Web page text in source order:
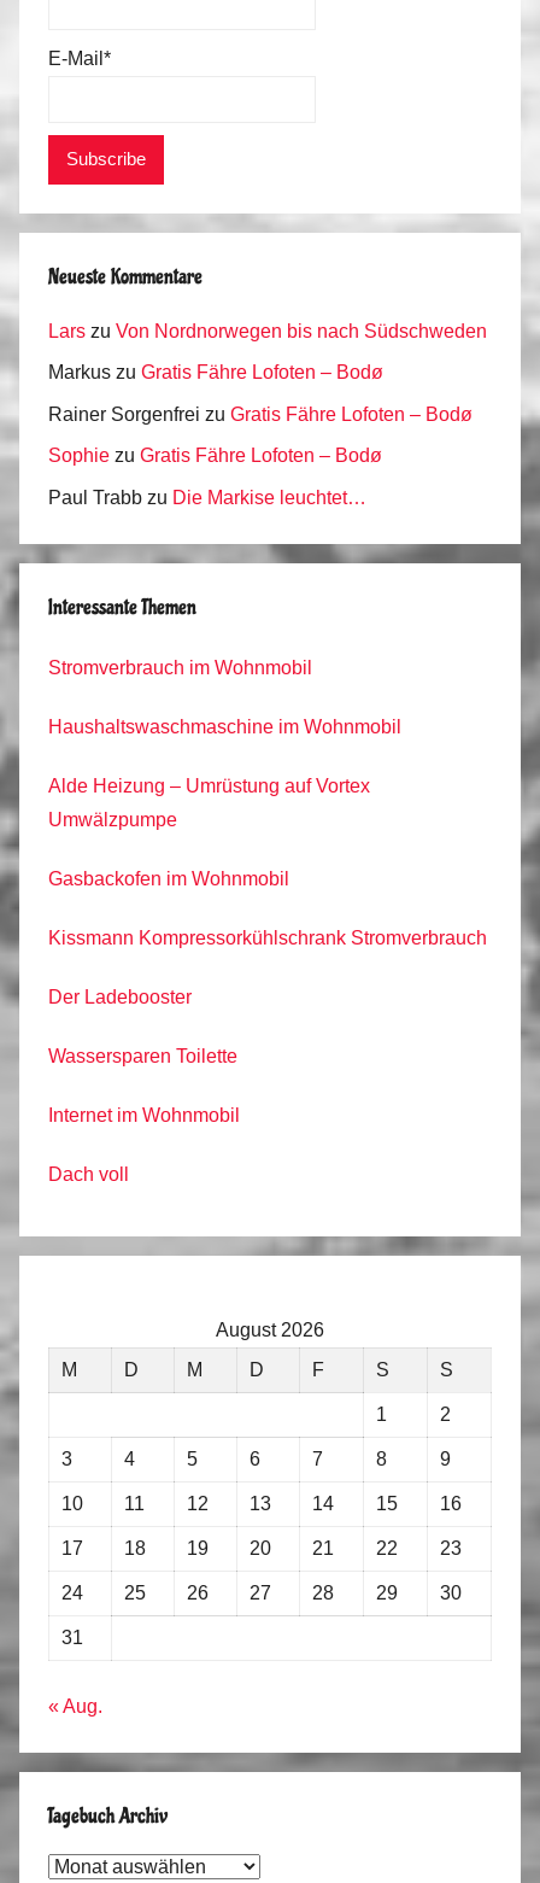
E-Mail*
Neueste Kommentare
Lars zu Von Nordnorwegen bis nach Südschweden
Markus zu Gratis Fähre Lofoten – Bodø
Rainer Sorgenfrei zu Gratis Fähre Lofoten – Bodø
Sophie zu Gratis Fähre Lofoten – Bodø
Paul Trabb zu Die Markise leuchtet…
Interessante Themen
Stromverbrauch im Wohnmobil
Haushaltswaschmaschine im Wohnmobil
Alde Heizung – Umrüstung auf Vortex
Umwälzpumpe
Gasbackofen im Wohnmobil
Kissmann Kompressorkühlschrank Stromverbrauch
Der Ladebooster
Wassersparen Toilette
Internet im Wohnmobil
Dach voll
August 2026
M
D M D F S S
1 2
3 4 5 6 7 8 9
10 11 12 13 14 15 16
17 18 19 20 21 22 23
24 25 26 27 28 29 30
31
« Aug.
Tagebuch Archiv
Tagebuch